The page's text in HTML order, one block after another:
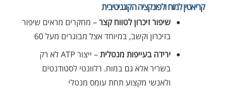
קריאטין למוח ולפונקציה הקוגניטיבית
שיפור זיכרון לטווח קצר– מחקרים מראים שיפור
בזיכרון וקשב, במיוחד אצל מבוגרים מעל 60
ירידה בעייפות מנטלית
– ייצור ATP לא רק
בשריר אלא גם במוח. רלוונטי לסטודנטים
ולאנשי מקצוע תחת עומס מנטלי